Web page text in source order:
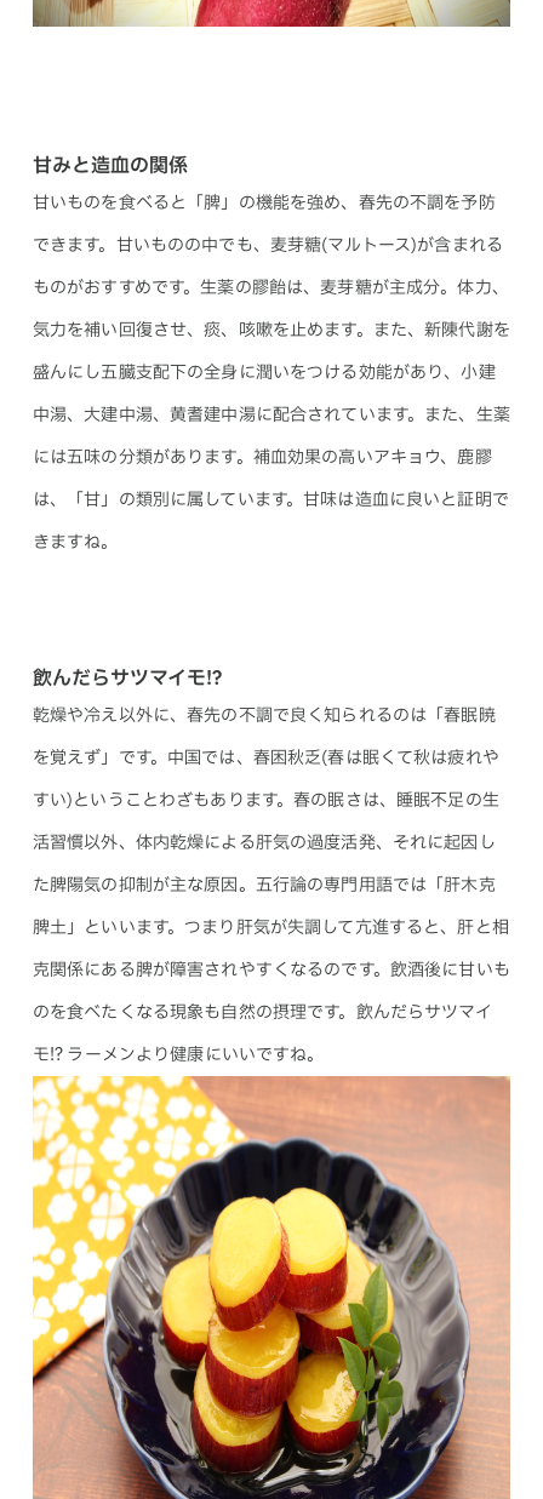
甘みと造血の関係
甘いものを食べると「脾」の機能を強め、春先の不調を予防
できます。甘いものの中でも、麦芽糖(マルトース)が含まれる
ものがおすすめです。生薬の膠飴は、麦芽糖が主成分。体力、
気力を補い回復させ、痰、咳嗽を止めます。また、新陳代謝を
盛んにし五臓支配下の全身に潤いをつける効能があり、小建
中湯、大建中湯、黄耆建中湯に配合されています。また、生薬
には五味の分類があります。補血効果の高いアキョウ、鹿膠
は、「甘」の類別に属しています。甘味は造血に良いと証明で
きますね。
飲んだらサツマイモ!?
乾燥や冷え以外に、春先の不調で良く知られるのは「春眠暁
を覚えず」です。中国では、春困秋乏(春は眠くて秋は疲れや
すい)ということわざもあります。春の眠さは、睡眠不足の生
活習慣以外、体内乾燥による肝気の過度活発、それに起因し
た脾陽気の抑制が主な原因。五行論の専門用語では「肝木克
脾土」といいます。つまり肝気が失調して亢進すると、肝と相
克関係にある脾が障害されやすくなるのです。飲酒後に甘いも
のを食べたくなる現象も自然の摂理です。飲んだらサツマイ
モ!? ラーメンより健康にいいですね。